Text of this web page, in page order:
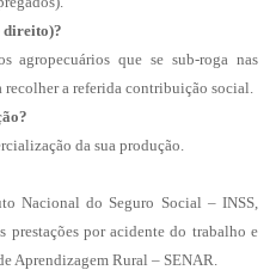
direito)?
agropecuários que se sub-roga nas
recolher a referida contribuição social.
da sua produção.
Nacional do Seguro Social – INSS,
prestações por acidente do trabalho e
Aprendizagem Rural – SENAR.